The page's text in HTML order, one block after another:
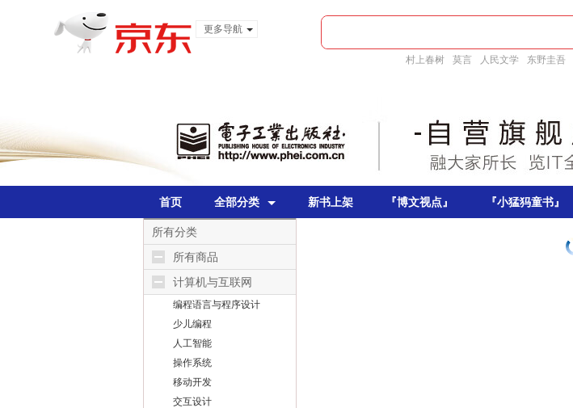
更多导航
村上春树 莫言 人民文学 东野圭吾
首页 全部分类 新书上架 『博文视点』 『小猛犸童书』
所有分类
所有商品
计算机与互联网
编程语言与程序设计
少儿编程
人工智能
操作系统
移动开发
交互设计